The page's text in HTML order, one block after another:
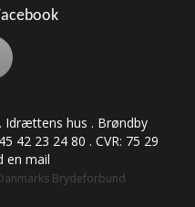
. Idrættens hus . Brøndby
42 23 24 80 . CVR: ​​​​​​75 29
en mail
Brydeforbund